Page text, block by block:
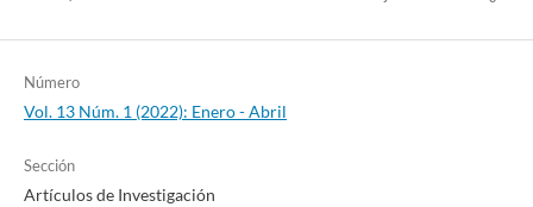
10.1186/s12887-022-03581-y
Número
Vol. 13 Núm. 1 (2022): Enero - Abril
Sección
Artículos de Investigación